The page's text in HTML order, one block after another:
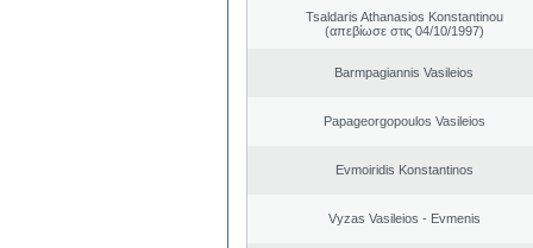
Tsaldaris Athanasios Konstantinou
(απεβίωσε στις 04/10/1997)
Barmpagiannis Vasileios
Papageorgopoulos Vasileios
Evmoiridis Konstantinos
Vyzas Vasileios - Evmenis